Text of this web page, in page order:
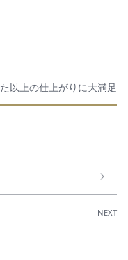
以上の仕上がりに大満足
NEXT